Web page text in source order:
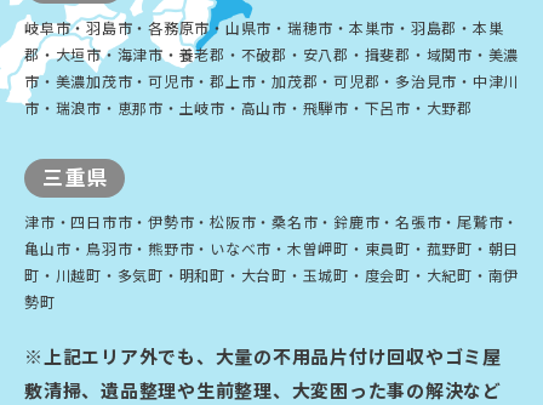
岐阜市・羽島市・各務原市・山県市・瑞穂市・本巣市・羽島郡・本巣
郡・大垣市・海津市・養老郡・不破郡・安八郡・揖斐郡・域関市・美濃
市・美濃加茂市・可児市・郡上市・加茂郡・可児郡・多治見市・中津川
市・瑞浪市・恵那市・土岐市・高山市・飛騨市・下呂市・大野郡
三重県
津市・四日市市・伊勢市・松阪市・桑名市・鈴鹿市・名張市・尾鷲市・
亀山市・鳥羽市・熊野市・いなべ市・木曽岬町・東員町・菰野町・朝日
町・川越町・多気町・明和町・大台町・玉城町・度会町・大紀町・南伊
勢町
※上記エリア外でも、大量の不用品片付け回収やゴミ屋
敷清掃、遺品整理や生前整理、大変困った事の解決など